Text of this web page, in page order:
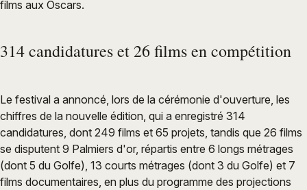
films aux Oscars.
314 candidatures et 26 films en compétition
Le festival a annoncé, lors de la cérémonie d'ouverture, les
chiffres de la nouvelle édition, qui a enregistré 314
candidatures, dont 249 films et 65 projets, tandis que 26 films
se disputent 9 Palmiers d'or, répartis entre 6 longs métrages
(dont 5 du Golfe), 13 courts métrages (dont 3 du Golfe) et 7
films documentaires, en plus du programme des projections